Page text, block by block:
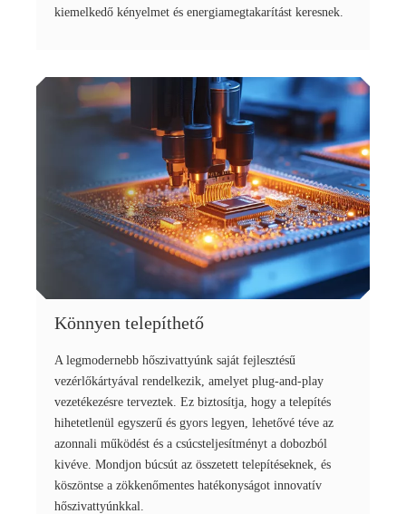
kiemelkedő kényelmet és energiamegtakarítást keresnek.
Könnyen telepíthető
A legmodernebb hőszivattyúnk saját fejlesztésű
vezérlőkártyával rendelkezik, amelyet plug-and-play
vezetékezésre terveztek. Ez biztosítja, hogy a telepítés
hihetetlenül egyszerű és gyors legyen, lehetővé téve az
azonnali működést és a csúcsteljesítményt a dobozból
kivéve. Mondjon búcsút az összetett telepítéseknek, és
köszöntse a zökkenőmentes hatékonyságot innovatív
hőszivattyúnkkal.